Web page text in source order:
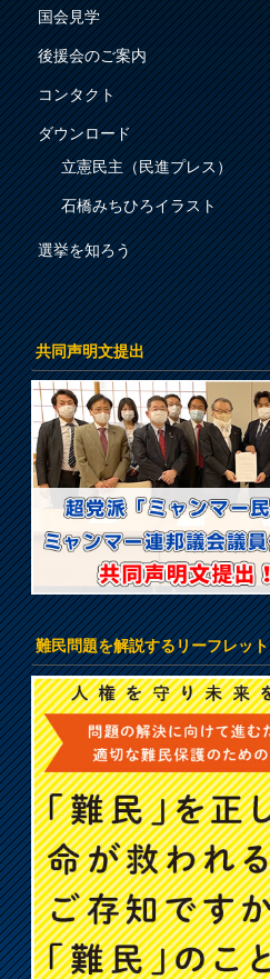
国会見学
後援会のご案内
コンタクト
ダウンロード
立憲民主（民進プレス）
石橋みちひろイラスト
選挙を知ろう
共同声明文提出
難民問題を解説するリーフレット